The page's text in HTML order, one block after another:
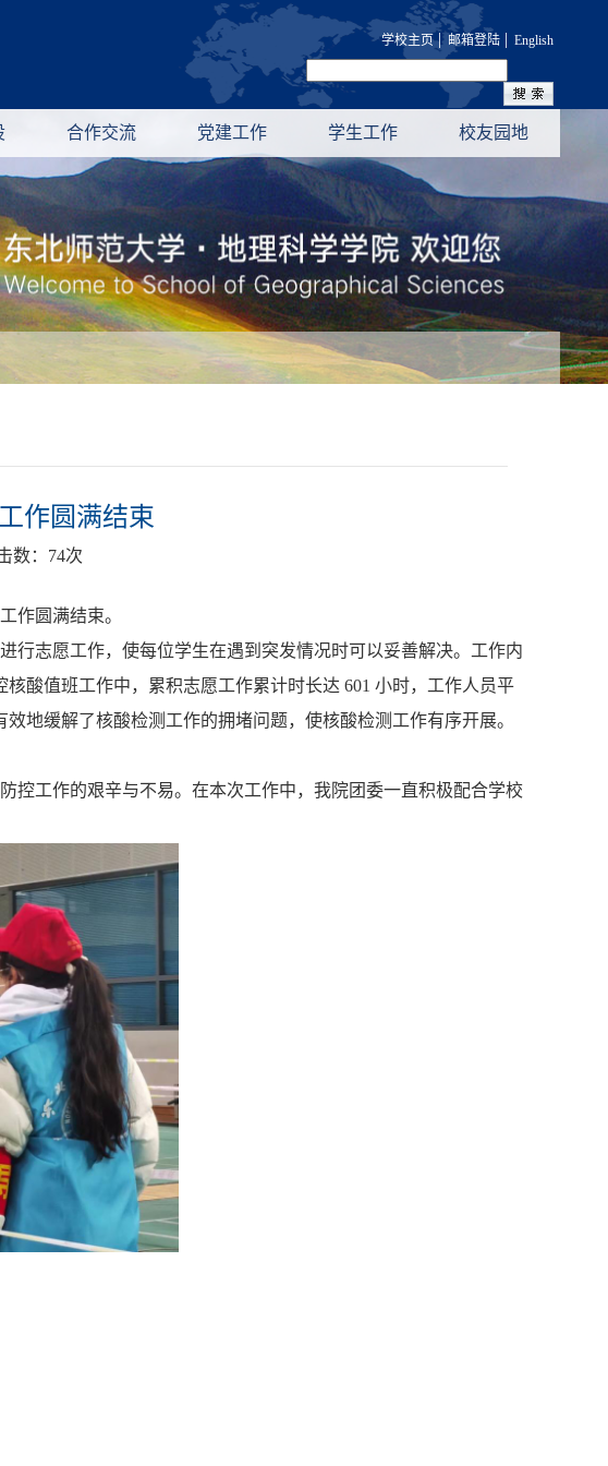
学校主页| 邮箱登陆 | English
合作交流 党建工作 学生工作 校友园地
作圆满结束
数： 74次
作圆满结束。
行志愿工作，使每位学生在遇到突发情况时可以妥善解决。工作内
核酸值班工作中，累积志愿工作累计时长达 601 小时， 工作人员平
地缓解了核酸检测工作的拥堵问题，使核酸检测工作有序开展。
控工作的艰辛与不易。在本次工作中，我院团委一直积极配合学校